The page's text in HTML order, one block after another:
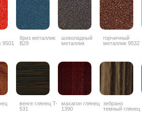
9501
бриз металлик
B29
шоколадный
металлик
горчичный
металлик 9532
венге глянец T-
531
махагон глянец
1390
зебрано
темный глянец